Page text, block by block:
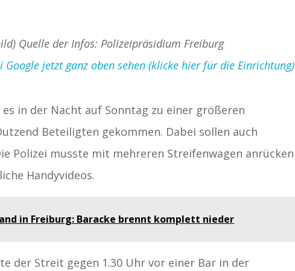
Quelle der Infos: Polizeipräsidium Freiburg
Google jetzt ganz oben sehen (klicke hier für die Einrichtung)
in der Nacht auf Sonntag zu einer größeren
Beteiligten gekommen. Dabei sollen auch
Polizei musste mit mehreren Streifenwagen anrücken
Handyvideos.
in Freiburg: Baracke brennt komplett nieder
der Streit gegen 1.30 Uhr vor einer Bar in der